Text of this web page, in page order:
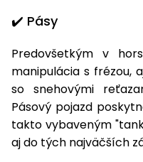
✔️ Pásy
Predovšetkým v
manipulácia s frézou,
so snehovými
Pásový pojazd
takto vybaveným
aj do tých najväčších